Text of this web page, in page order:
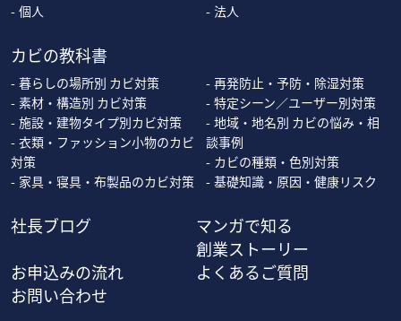
個人 法人
カビの教科書
暮らしの場所別 カビ対策
素材・構造別 カビ対策
施設・建物タイプ別カビ対策
衣類・ファッション小物のカビ
対策
家具・寝具・布製品のカビ対策
再発防止・予防・除湿対策
特定シーン／ユーザー別対策
地域・地名別 カビの悩み・相
談事例
カビの種類・色別対策
基礎知識・原因・健康リスク
社長ブログ
マンガで知る
創業ストーリー
お申込みの流れ
よくあるご質問
お問い合わせ